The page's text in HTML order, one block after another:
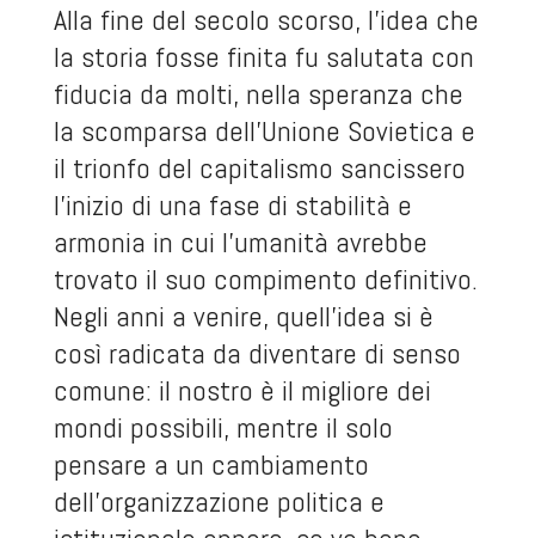
Alla fine del secolo scorso, l’idea che
la storia fosse finita fu salutata con
fiducia da molti, nella speranza che
la scomparsa dell’Unione Sovietica e
il trionfo del capitalismo sancissero
l’inizio di una fase di stabilità e
armonia in cui l’umanità avrebbe
trovato il suo compimento definitivo.
Negli anni a venire, quell’idea si è
così radicata da diventare di senso
comune: il nostro è il migliore dei
mondi possibili, mentre il solo
pensare a un cambiamento
dell’organizzazione politica e